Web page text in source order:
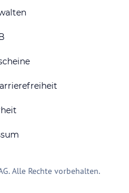
Alle Rechte vorbehalten.